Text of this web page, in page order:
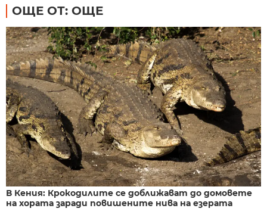
ОЩЕ ОТ: ОЩЕ
В Кения: Крокодилите се доближават до домовете
на хората заради повишените нива на езерата